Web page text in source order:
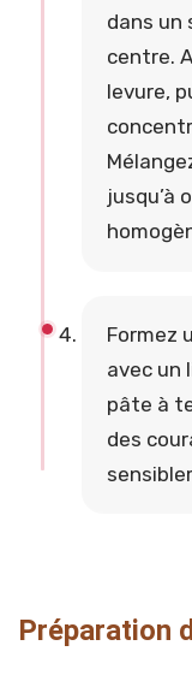
dans un
centre.
levure,
jusqu’à
Formez
avec un
pâte à
des
Préparation